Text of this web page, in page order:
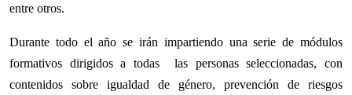
entre otros.
Durante todo el año se irán impartiendo una serie de módulos
formativos dirigidos a todas las personas seleccionadas, con
contenidos sobre igualdad de género, prevención de riesgos